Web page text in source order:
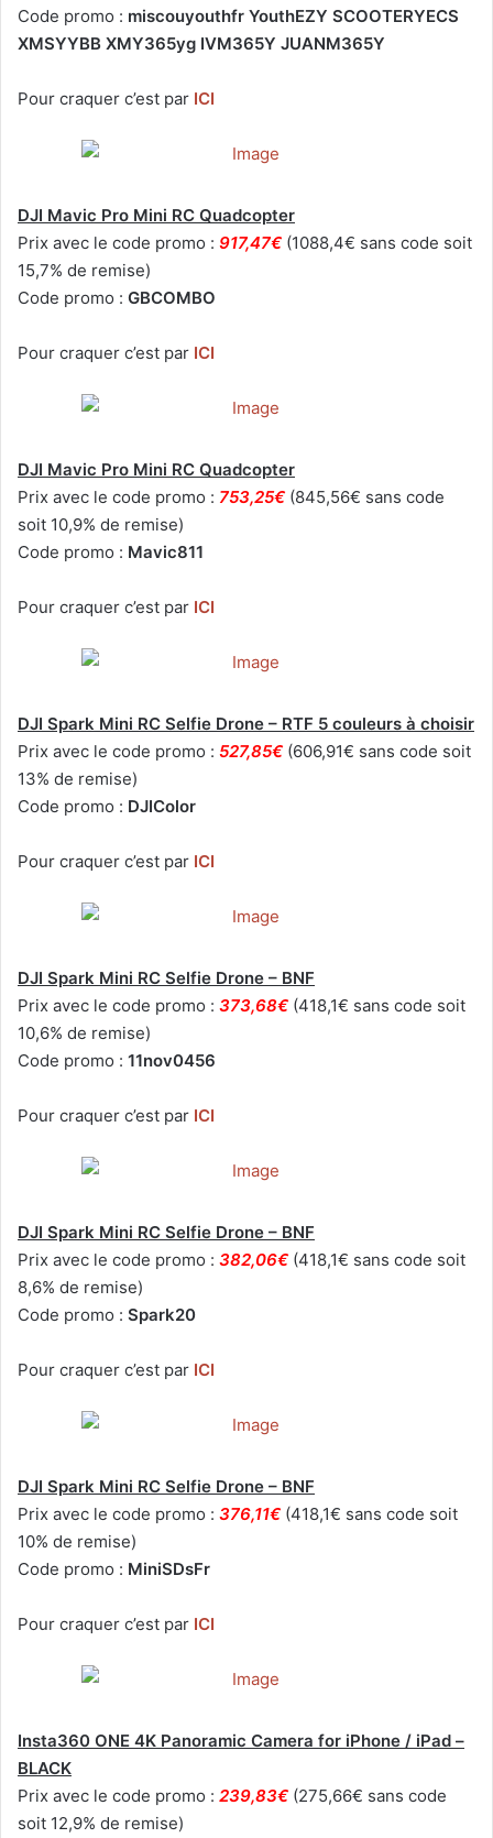
Code promo : miscouyouthfr YouthEZY SCOOTERYECS
XMSYYBB XMY365yg IVM365Y JUANM365Y
Pour craquer c’est par ICI
DJI Mavic Pro Mini RC Quadcopter
Prix avec le code promo : 917,47€ (1088,4€ sans code soit
15,7% de remise)
Code promo : GBCOMBO
Pour craquer c’est par ICI
DJI Mavic Pro Mini RC Quadcopter
Prix avec le code promo : 753,25€ (845,56€ sans code
soit 10,9% de remise)
Code promo : Mavic811
Pour craquer c’est par ICI
DJI Spark Mini RC Selfie Drone – RTF 5 couleurs à choisir
Prix avec le code promo : 527,85€ (606,91€ sans code soit
13% de remise)
Code promo : DJIColor
Pour craquer c’est par ICI
DJI Spark Mini RC Selfie Drone – BNF
Prix avec le code promo : 373,68€ (418,1€ sans code soit
10,6% de remise)
Code promo : 11nov0456
Pour craquer c’est par ICI
DJI Spark Mini RC Selfie Drone – BNF
Prix avec le code promo : 382,06€ (418,1€ sans code soit
8,6% de remise)
Code promo : Spark20
Pour craquer c’est par ICI
DJI Spark Mini RC Selfie Drone – BNF
Prix avec le code promo : 376,11€ (418,1€ sans code soit
10% de remise)
Code promo : MiniSDsFr
Pour craquer c’est par ICI
Insta360 ONE 4K Panoramic Camera for iPhone / iPad –
BLACK
Prix avec le code promo : 239,83€ (275,66€ sans code
soit 12,9% de remise)